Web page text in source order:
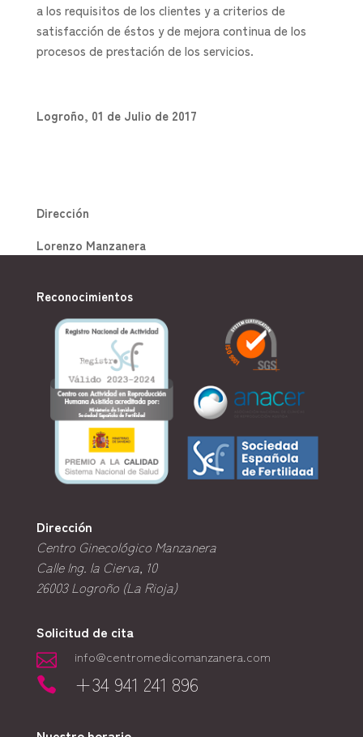
a los requisitos de los clientes y a criterios de
satisfacción de éstos y de mejora continua de los
procesos de prestación de los servicios.
Logroño, 01 de Julio de 2017
Dirección
Lorenzo Manzanera
Reconocimientos
Dirección
Centro Ginecológico Manzanera
Calle Ing. la Cierva, 10
26003Logroño (La Rioja)
Solicitud de cita
 info@centromedicomanzanera.com
 +34 941 241 896